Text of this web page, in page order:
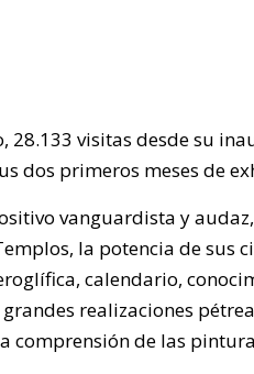
28.133 visitas desde su
dos primeros meses de
vanguardista y
la potencia de sus
calendario,
realizaciones
comprensión de las